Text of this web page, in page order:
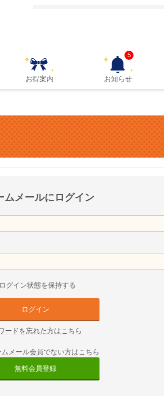
お得案内 お知らせ
5
ムメールにログイン
ログイン状態を保持する
ードを忘れた方はこちら
ムメール会員でない方はこちら
無料会員登録